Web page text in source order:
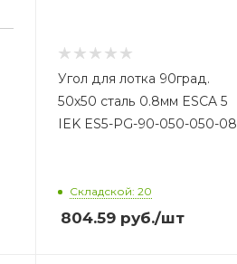
Угол для лотка 90град.
50х50 сталь 0.8мм ESCA 5
IEK ES5-PG-90-050-050-08
Складской: 20
804.59руб./шт